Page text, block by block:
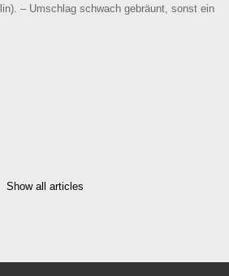
– Umschlag schwach gebräunt, sonst ein
Show all articles